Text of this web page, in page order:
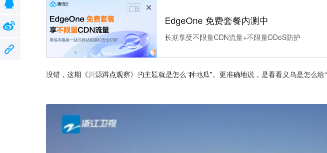
广告
EdgeOne 免费套餐内测中
长期享受不限量CDN流量+不限量DDoS防护
没错，这期《川源蹲点观察》的主题就是怎么“种地瓜”。更准确地说，是看看义乌是怎么给“